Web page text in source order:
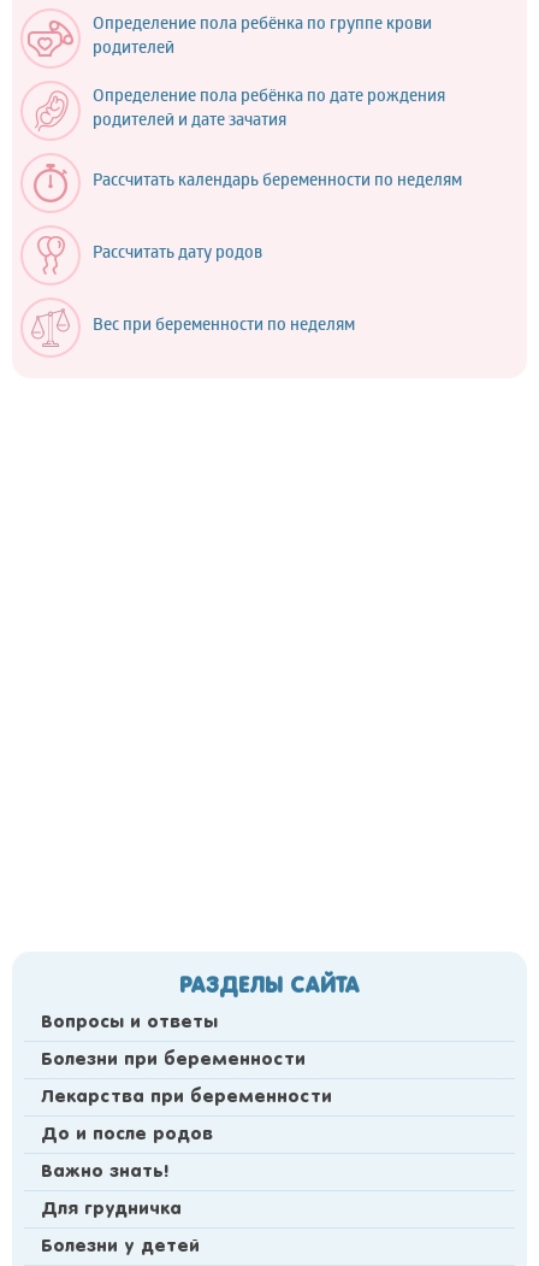
Определение пола ребёнка по группе крови
родителей
Определение пола ребёнка по дате рождения
родителей и дате зачатия
Рассчитать календарь беременности по неделям
Рассчитать дату родов
Вес при беременности по неделям
РАЗДЕЛЫ САЙТА
Вопросы и ответы
Болезни при беременности
Лекарства при беременности
До и после родов
Важно знать!
Для грудничка
Болезни у детей